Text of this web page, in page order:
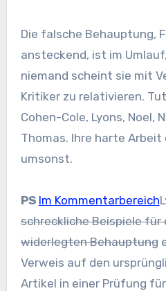
Die falsche Behauptung,
ansteckend, ist im
niemand scheint sie mit
Kritiker zu relativieren.
Cohen-Cole, Lyons, Noel,
Thomas. Ihre harte
umsonst.
PS Im Kommentarbereich
schreckliche Beispiele
widerlegten Behauptung
Verweis auf den
Artikel in einer Prüfung